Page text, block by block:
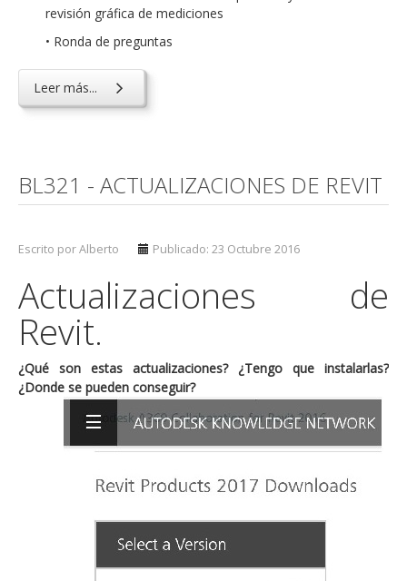
revisión gráfica de mediciones
• Ronda de preguntas
Leer más...
BL321 - ACTUALIZACIONES DE REVIT
Escrito por Alberto Publicado: 23 Octubre 2016
Actualizaciones de
Revit.
¿Qué son estas actualizaciones? ¿Tengo que instalarlas?
¿Donde se pueden conseguir?